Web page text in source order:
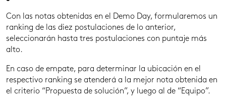
Con las notas obtenidas en el Demo Day, formularemos un
ranking de las diez postulaciones de lo anterior,
seleccionarán hasta tres postulaciones con puntaje más
alto.
En caso de empate, para determinar la ubicación en el
respectivo ranking se atenderá a la mejor nota obtenida en
el criterio “Propuesta de solución”, y luego al de “Equipo”.